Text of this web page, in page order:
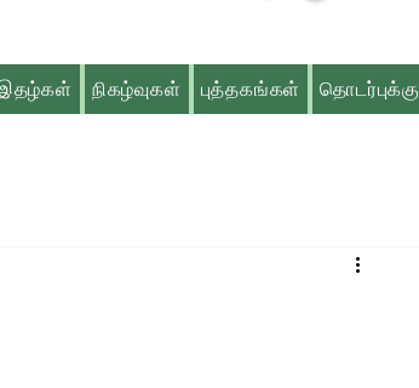
நிகழ்வுகள் புத்தகங்கள் தொடர்புக்கு